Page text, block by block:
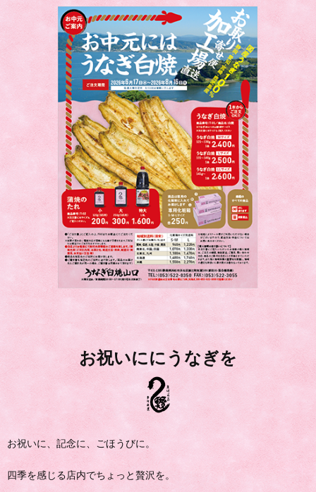
お祝いににうなぎを
お祝いに、記念に、ごほうびに。
四季を感じる店内でちょっと贅沢を。